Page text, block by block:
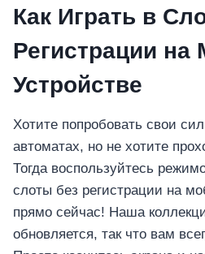
Как Играть в
Регистрации
Устройстве
Хотите попробовать свои
автоматах, но не хотите
Тогда воспользуйтесь
слоты без регистрации на
прямо сейчас! Наша
обновляется, так что вам